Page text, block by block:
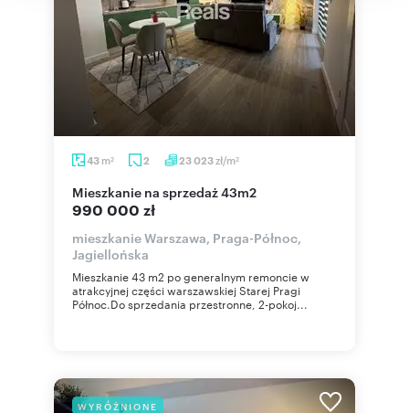
43 m2 2 23 023zł/m2
mieszkanie na sprzedaż 43m2
990 000 zł
mieszkanie Warszawa, Praga-Północ,
Jagiellońska
Mieszkanie 43 m2 po generalnym remoncie w
atrakcyjnej części warszawskiej Starej Pragi
Północ.Do sprzedania przestronne, 2-pokoj...
WYRÓŻNIONE